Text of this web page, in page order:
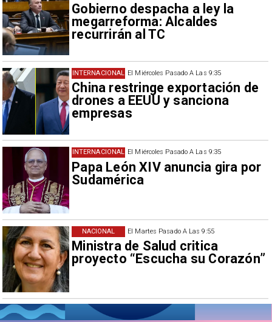
Gobierno despacha a ley la
megarreforma: Alcaldes
recurrirán al TC
El Miércoles Pasado A Las 9:35
China restringe exportación de
drones a EEUU y sanciona
empresas
INTERNACIONAL
El Miércoles Pasado A Las 9:35
Papa León XIV anuncia gira por
Sudamérica
INTERNACIONAL
El Martes Pasado A Las 9:55
Ministra de Salud critica
proyecto “Escucha su Corazón”
NACIONAL